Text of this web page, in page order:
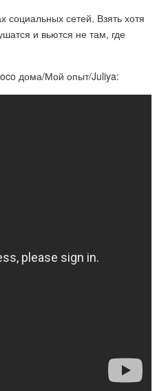
сетей. Взять хотя
и вьются не там, где
дома/Мой опыт/Juliya: